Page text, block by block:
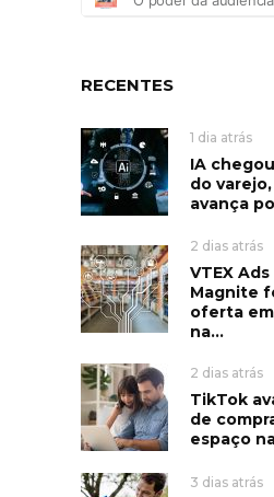
RECENTES
1 dia atrás
IA
do
avança
2 dias atrás
VTEX
Magnite
oferta
na...
2 dias atrás
TikTok
de
espaço
3 dias atrás